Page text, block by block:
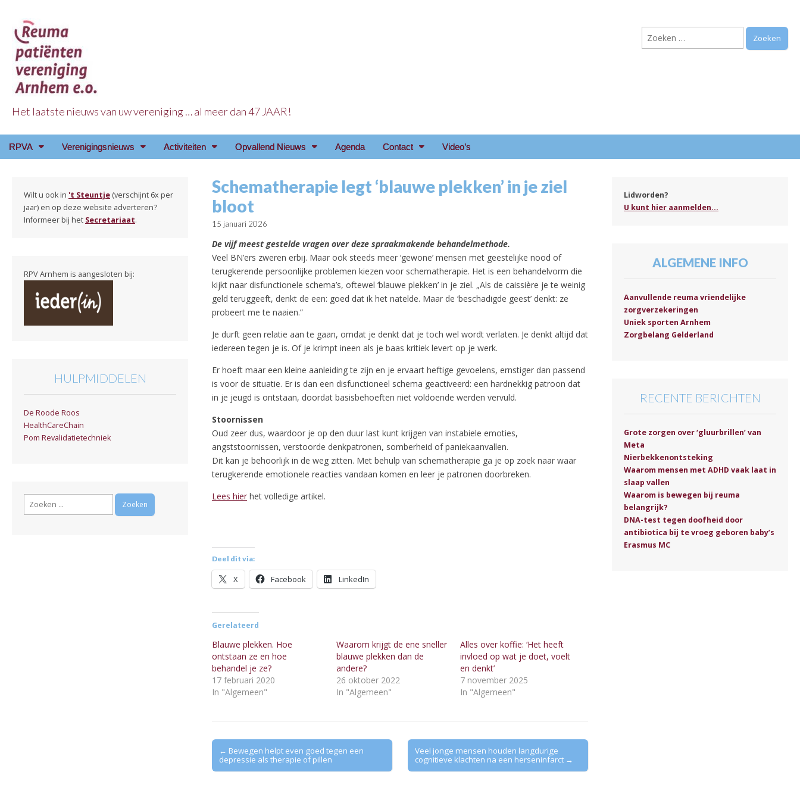
Reuma Patienten Vereniging Arnhem e.o.
Het laatste nieuws van uw vereniging … al meer dan 47 JAAR!
Zoeken
naar:
Main
Skip
RPVA Verenigingsnieuws Activiteiten Opvallend Nieuws Agenda Contact Video’s
Schematherapie legt ‘blauwe plekken’ in je ziel
bloot
15 januari 2026
De vijf meest gestelde vragen over deze spraakmakende behandelmethode.
Veel BN’ers zweren erbij. Maar ook steeds meer ‘gewone’ mensen met geestelijke nood of
terugkerende persoonlijke problemen kiezen voor schematherapie. Het is een behandelvorm die
kijkt naar disfunctionele schema’s, oftewel ‘blauwe plekken’ in je ziel. „Als de caissière je te weinig
geld teruggeeft, denkt de een: goed dat ik het natelde. Maar de ‘beschadigde geest’ denkt: ze
probeert me te naaien.”
Je durft geen relatie aan te gaan, omdat je denkt dat je toch wel wordt verlaten. Je denkt altijd dat
iedereen tegen je is. Of je krimpt ineen als je baas kritiek levert op je werk.
Er hoeft maar een kleine aanleiding te zijn en je ervaart heftige gevoelens, ernstiger dan passend
is voor de situatie. Er is dan een disfunctioneel schema geactiveerd: een hardnekkig patroon dat
in je jeugd is ontstaan, doordat basisbehoeften niet voldoende werden vervuld.
Stoornissen
Oud zeer dus, waardoor je op den duur last kunt krijgen van instabiele emoties,
angststoornissen, verstoorde denkpatronen, somberheid of paniekaanvallen.
Dit kan je behoorlijk in de weg zitten. Met behulp van schematherapie ga je op zoek naar waar
terugkerende emotionele reacties vandaan komen en leer je patronen doorbreken.
Lees hier het volledige artikel.
Deel dit via:
X Facebook LinkedIn
Gerelateerd
Blauwe plekken. Hoe
ontstaan ze en hoe
behandel je ze?
17 februari 2020
In "Algemeen"
Waarom krijgt de ene sneller
blauwe plekken dan de
andere?
26 oktober 2022
In "Algemeen"
Alles over koffie: ‘Het heeft
invloed op wat je doet, voelt
en denkt’
7 november 2025
In "Algemeen"
Post
navigation
← Bewegen helpt even goed tegen een
depressie als therapie of pillen
Veel jonge mensen houden langdurige
cognitieve klachten na een herseninfarct →
Wilt u ook in 't Steuntje (verschijnt 6x per
jaar) en op deze website adverteren?
Informeer bij het Secretariaat.
RPV Arnhem is aangesloten bij:
HULPMIDDELEN
De Roode Roos
HealthCareChain
Pom Revalidatietechniek
Zoeken
Lidworden?
U kunt hier aanmelden...
ALGEMENE INFO
Aanvullende reuma vriendelijke
zorgverzekeringen
Uniek sporten Arnhem
Zorgbelang Gelderland
RECENTE BERICHTEN
Grote zorgen over ‘gluurbrillen’ van
Meta
Nierbekkenontsteking
Waarom mensen met ADHD vaak laat in
slaap vallen
Waarom is bewegen bij reuma
belangrijk?
DNA-test tegen doofheid door
antibiotica bij te vroeg geboren baby’s
Erasmus MC